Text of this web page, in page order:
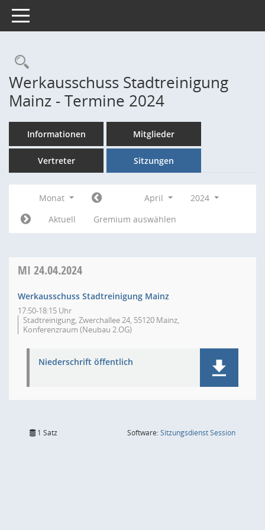
Toggle navigation
Rechercheauswahl
Werkausschuss Stadtreinigung
Mainz - Termine 2024
Informationen Mitglieder
Vertreter Sitzungen
Monat April
2024
Aktuell
Gremium auswählen
MI 24.04.2024
Werkausschuss Stadtreinigung Mainz
17:50-18:15 Uhr
Stadtreinigung, Zwerchallee 24, 55120 Mainz,
Konferenzraum (Neubau 2.OG)
Niederschrift öffentlich
1 Satz Software:SitzungsdienstSession(Wird in